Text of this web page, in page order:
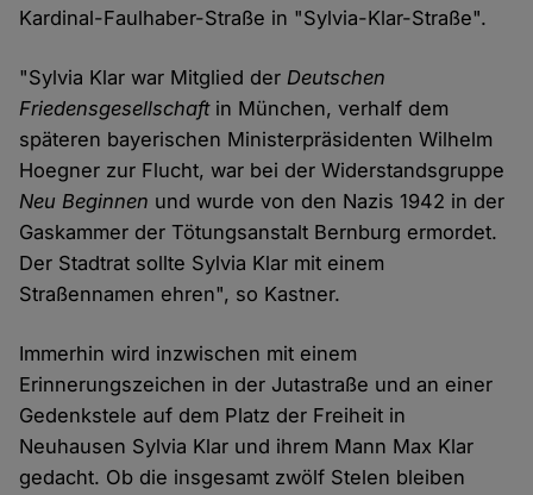
Kardinal-Faulhaber-Straße in "Sylvia-Klar-Straße".
"Sylvia Klar war Mitglied der Deutschen
Friedensgesellschaftin München, verhalf dem
späteren bayerischen Ministerpräsidenten Wilhelm
Hoegner zur Flucht, war bei der Widerstandsgruppe
Neu Beginnen und wurde von den Nazis 1942 in der
Gaskammer der Tötungsanstalt Bernburg ermordet.
Der Stadtrat sollte Sylvia Klar mit einem
Straßennamen ehren", so Kastner.
Immerhin wird inzwischen mit einem
Erinnerungszeichen in der Jutastraße und an einer
Gedenkstele auf dem Platz der Freiheit in
Neuhausen Sylvia Klar und ihrem Mann Max Klar
gedacht. Ob die insgesamt zwölf Stelen bleiben